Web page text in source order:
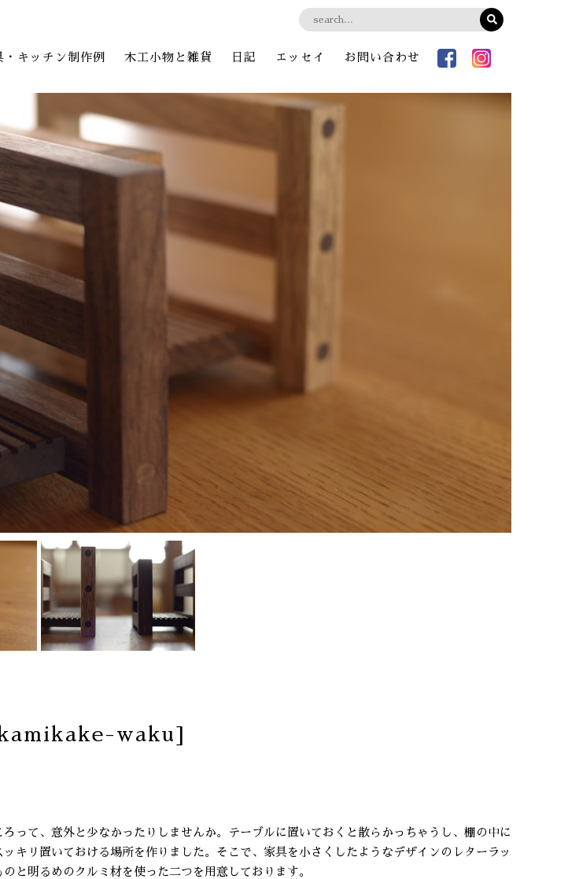
・キッチン制作例 木工小物と雑貨 日記 エッセイ お問い合わせ
waku]
って、意外と少なかったりしませんか。テーブルに置いておくと散らかっちゃうし、棚の中に
キリ置いておける場所を作りました。そこで、家具を小さくしたようなデザインのレターラッ
と明るめのクルミ材を使った二つを用意しております。